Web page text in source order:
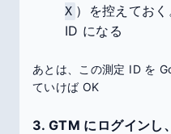
X ）を控えてお
ID になる
あとは、この測定 ID を
ていけば OK
3. GTM にログインし